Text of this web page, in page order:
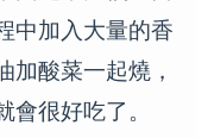
中加入大量的香
加酸菜一起燒，
很好吃了。